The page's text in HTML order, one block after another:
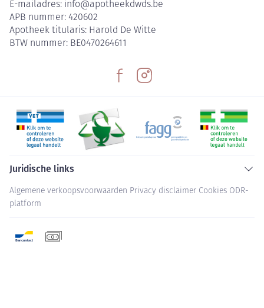
E-mailadres: info@apotheekdwds.be
APB nummer: 420602
Apotheek titularis: Harold De Witte
BTW nummer: BE0470264611
Juridische links
Algemene verkoopsvoorwaarden Privacy disclaimer Cookies ODR-
platform